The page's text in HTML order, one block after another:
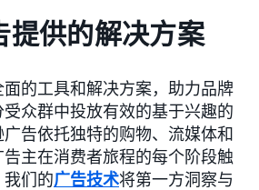
提供的解决方案
的工具和解决方案，助力品牌
众群中投放有效的基于兴趣的
告依托独特的购物、流媒体和
主在消费者旅程的每个阶段触
们的广告技术将第一方洞察与